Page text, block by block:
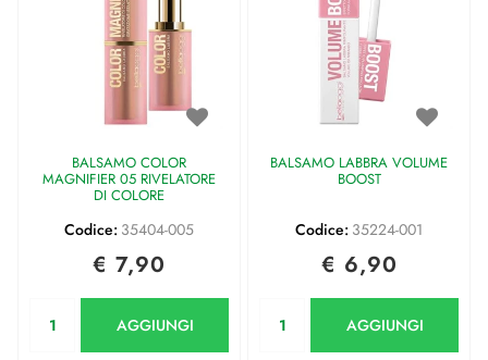
BALSAMO COLOR
MAGNIFIER 05 RIVELATORE
DI COLORE
Codice: 35404-005
€ 7,90
AGGIUNGI
BALSAMO LABBRA VOLUME
BOOST
Codice: 35224-001
€ 6,90
AGGIUNGI